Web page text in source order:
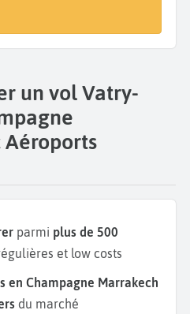
un vol Vatry-
Aéroports
parmi plus de 500
et low costs
en Champagne Marrakech
du marché